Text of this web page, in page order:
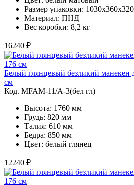
Размер упаковки:
Материал: ПНД
Вес коробки: 8,2 кг
16240 ₽
Белый глянцевый безликий манекен
см
Код. MFAM-11/A-3(бел гл)
Высота: 1760 мм
Грудь: 820 мм
Талия: 610 мм
Бедра: 850 мм
Цвет: белый глянец
12240 ₽